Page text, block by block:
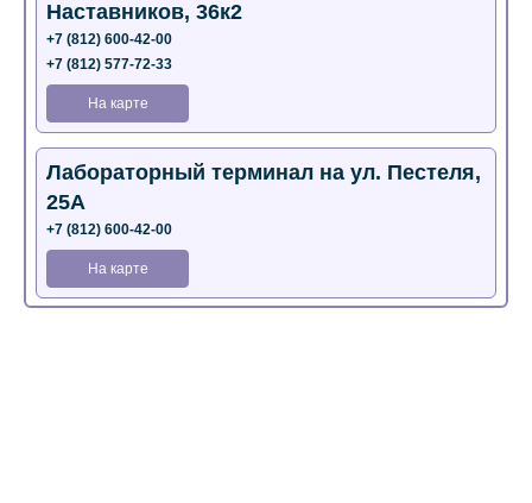
Наставников, 36к2
+7 (812) 600-42-00
+7 (812) 577-72-33
На карте
Лабораторный терминал на ул. Пестеля,
25А
+7 (812) 600-42-00
На карте